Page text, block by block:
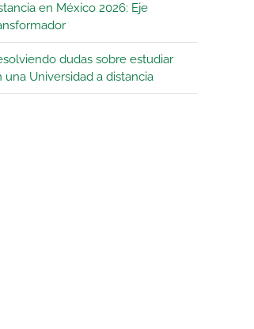
en México 2026: Eje
dudas sobre estudiar
una Universidad a distancia